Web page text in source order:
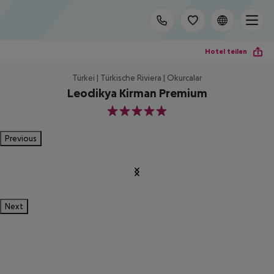
Hotel teilen
Türkei | Türkische Riviera | Okurcalar
Leodikya Kirman Premium
5
Previous
Next